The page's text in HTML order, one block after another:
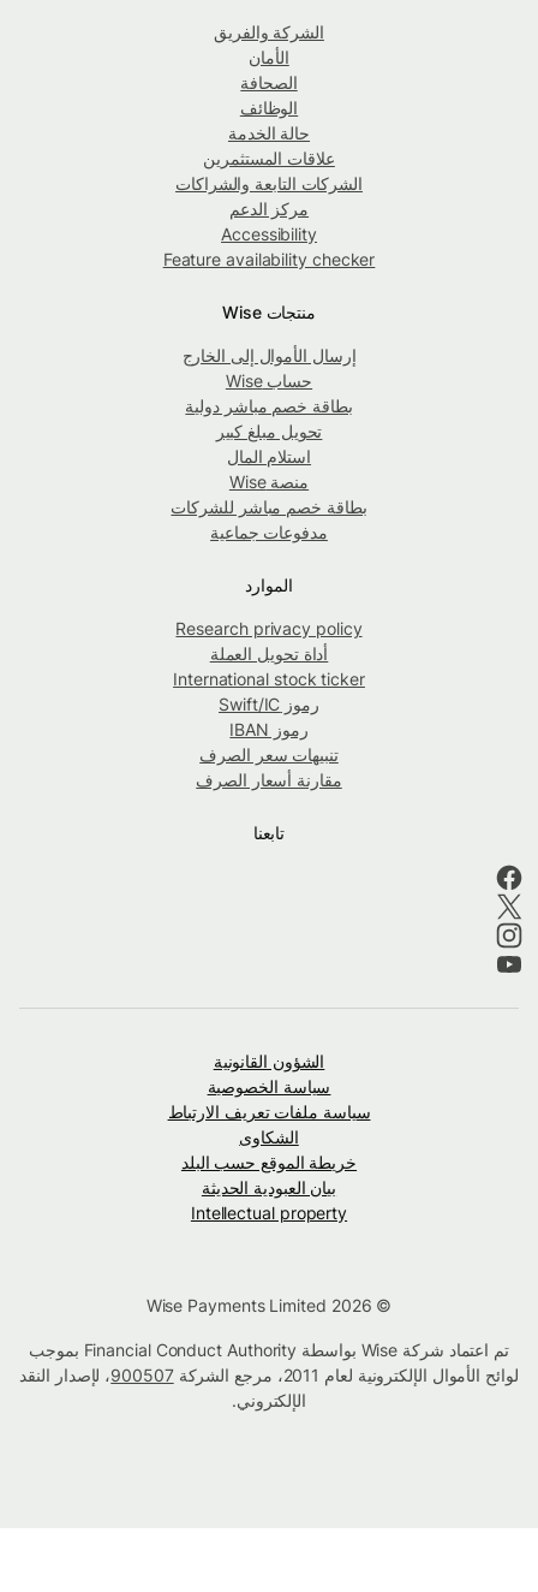
الشركة والفريق
الأمان
الصحافة
الوظائف
حالة الخدمة
علاقات المستثمرين
الشركات التابعة والشراكات
مركز الدعم
Accessibility
Feature availability checker
منتجات Wise
إرسال الأموال إلى الخارج
حساب Wise
بطاقة خصم مباشر دولية
تحويل مبلغ كبير
استلام المال
منصة Wise
بطاقة خصم مباشر للشركات
مدفوعات جماعية
الموارد
Research privacy policy
أداة تحويل العملة
International stock ticker
رموز Swift/IC
رموز IBAN
تنبيهات سعر الصرف
مقارنة أسعار الصرف
تابعنا
الشؤون القانونية
سياسة الخصوصية
سياسة ملفات تعريف الارتباط
الشكاوى
خريطة الموقع حسب البلد
بيان العبودية الحديثة
Intellectual property
تم اعتماد شركة Wise بواسطة Financial Conduct Authority بموجب
لوائح الأموال الإلكترونية لعام 2011، مرجع الشركة
900507، لإصدار النقد
الإلكتروني.